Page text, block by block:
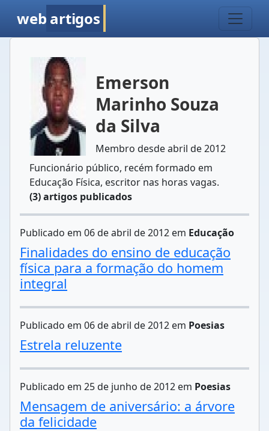
web artigos
Emerson
Marinho Souza
da Silva
Membro desde abril de 2012
Funcionário público, recém formado em
Educação Física, escritor nas horas vagas.
(3) artigos publicados
Publicado em 06 de abril de 2012 em Educação
Finalidades do ensino de educação
física para a formação do homem
integral
Publicado em 06 de abril de 2012 em Poesias
Estrela reluzente
Publicado em 25 de junho de 2012 em Poesias
Mensagem de aniversário: a árvore
da felicidade